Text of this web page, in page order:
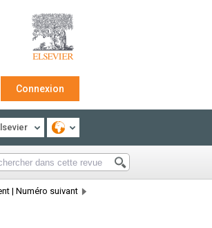
Connexion
| Numéro suivant